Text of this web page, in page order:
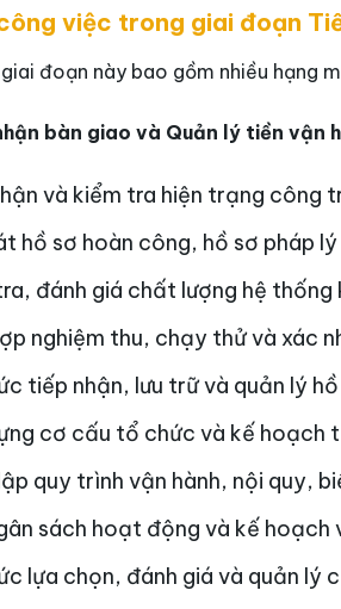
việc trong giai đoạn
đoạn này bao gồm nhiều hạng
bàn giao và Quản lý tiền vận
và kiểm tra hiện trạng công
hồ sơ hoàn công, hồ sơ pháp
đánh giá chất lượng hệ
nghiệm thu, chạy thử và xác
tiếp nhận, lưu trữ và quản lý
cơ cấu tổ chức và kế hoạch
quy trình vận hành, nội quy,
sách hoạt động và kế hoạch
lựa chọn, đánh giá và quản lý